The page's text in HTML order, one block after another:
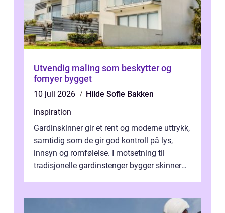
Utvendig maling som beskytter og
fornyer bygget
10 juli 2026
Hilde Sofie Bakken
inspiration
Gardinskinner gir et rent og moderne uttrykk,
samtidig som de gir god kontroll på lys,
innsyn og romfølelse. I motsetning til
tradisjonelle gardinstenger bygger skinner